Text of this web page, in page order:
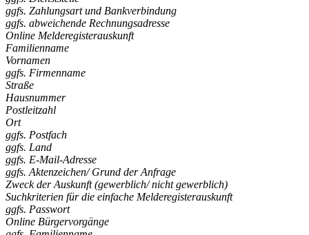
ggfs. Zahlungsart und Bankverbindung
ggfs. abweichende Rechnungsadresse
Online Melderegisterauskunft
Familienname
Vornamen
ggfs. Firmenname
Straße
Hausnummer
Postleitzahl
Ort
ggfs. Postfach
ggfs. Land
ggfs. E-Mail-Adresse
ggfs. Aktenzeichen/ Grund der Anfrage
Zweck der Auskunft (gewerblich/ nicht gewerblich)
Suchkriterien für die einfache Melderegisterauskunft
ggfs. Passwort
Online Bürgervorgänge